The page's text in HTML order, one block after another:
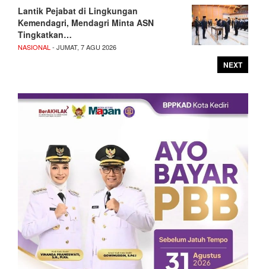
Lantik Pejabat di Lingkungan
Kemendagri, Mendagri Minta ASN
Tingkatkan…
NASIONAL - JUMAT, 7 AGU 2026
NEXT